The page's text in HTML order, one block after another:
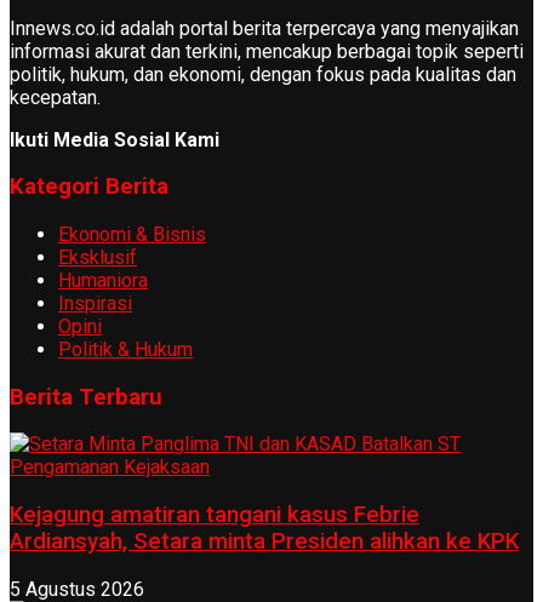
Innews.co.id adalah portal berita terpercaya yang menyajikan
informasi akurat dan terkini, mencakup berbagai topik seperti
politik, hukum, dan ekonomi, dengan fokus pada kualitas dan
kecepatan.
Ikuti Media Sosial Kami
Kategori Berita
Ekonomi & Bisnis
Eksklusif
Humaniora
Inspirasi
Opini
Politik & Hukum
Berita Terbaru
Kejagung amatiran tangani kasus Febrie
Ardiansyah, Setara minta Presiden alihkan ke KPK
5 Agustus 2026